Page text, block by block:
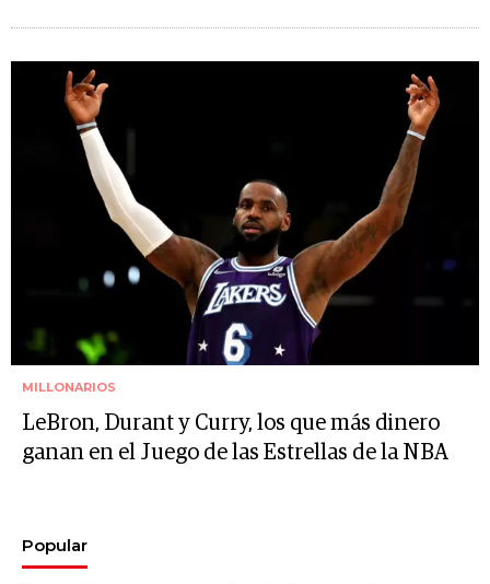
MILLONARIOS
LeBron, Durant y Curry, los que más dinero
ganan en el Juego de las Estrellas de la NBA
Popular